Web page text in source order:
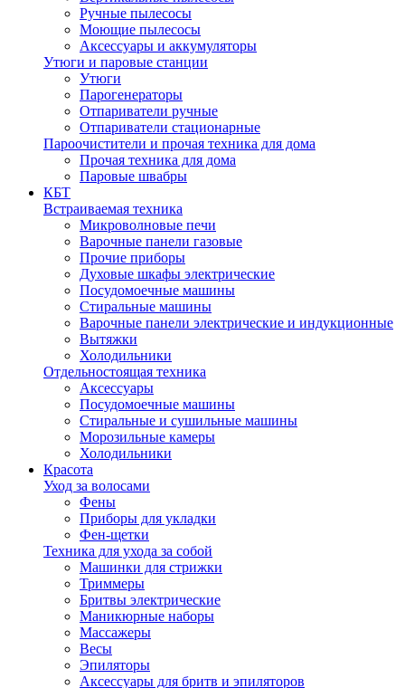
Ручные пылесосы
Моющие пылесосы
Аксессуары и аккумуляторы
Утюги и паровые станции
Утюги
Парогенераторы
Отпариватели ручные
Отпариватели стационарные
Пароочистители и прочая техника для дома
Прочая техника для дома
Паровые швабры
КБТ
Встраиваемая техника
Микроволновые печи
Варочные панели газовые
Прочие приборы
Духовые шкафы электрические
Посудомоечные машины
Стиральные машины
Варочные панели электрические и индукционные
Вытяжки
Холодильники
Отдельностоящая техника
Аксессуары
Посудомоечные машины
Стиральные и сушильные машины
Морозильные камеры
Холодильники
Красота
Уход за волосами
Фены
Приборы для укладки
Фен-щетки
Техника для ухода за собой
Машинки для стрижки
Триммеры
Бритвы электрические
Маникюрные наборы
Массажеры
Весы
Эпиляторы
Аксессуары для бритв и эпиляторов